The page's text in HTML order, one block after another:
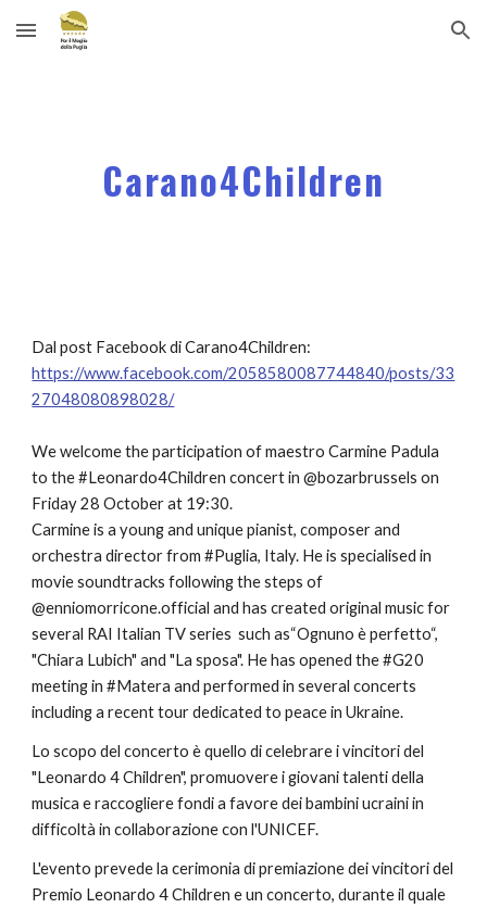
Skip to main content Skip to navigation
Carano4Children
Dal post Facebook di Carano4Children:
https://www.facebook.com/2058580087744840/posts/33
27048080898028/
We welcome the participation of maestro Carmine Padula
to the #Leonardo4Children concert in @bozarbrussels on
Friday 28 October at 19:30.
Carmine is a young and unique pianist, composer and
orchestra director from #Puglia, Italy. He is specialised in
movie soundtracks following the steps of
@enniomorricone.official and has created original music for
several RAI Italian TV series  such as“Ognuno è perfetto“,
"Chiara Lubich" and "La sposa". He has opened the #G20
meeting in #Matera and performed in several concerts
including a recent tour dedicated to peace in Ukraine.
Lo scopo del concerto è quello di celebrare i vincitori del
"Leonardo 4 Children", promuovere i giovani talenti della
musica e raccogliere fondi a favore dei bambini ucraini in
difficoltà in collaborazione con l'UNICEF.
L'evento prevede la cerimonia di premiazione dei vincitori del
Premio Leonardo 4 Children e un concerto, durante il quale